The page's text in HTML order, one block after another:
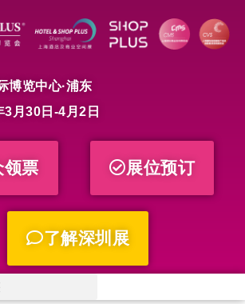
博览中心·浦东
3月30日-4月2日
领票 展位预订
了解深圳展